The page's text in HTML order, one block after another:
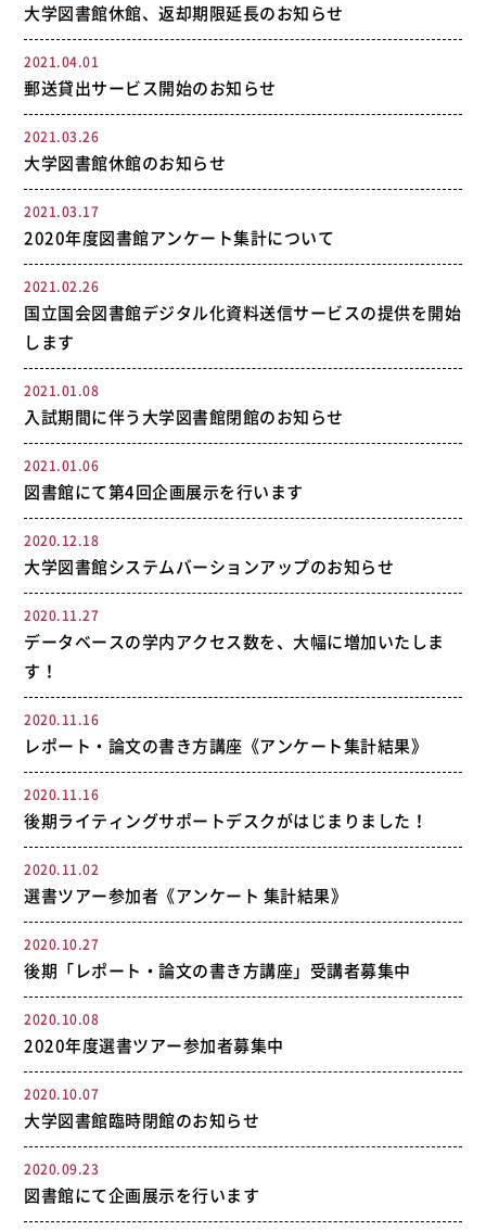
大学図書館休館、返却期限延長のお知らせ
2021.04.01
郵送貸出サービス開始のお知らせ
2021.03.26
大学図書館休館のお知らせ
2021.03.17
2020年度図書館アンケート集計について
2021.02.26
国立国会図書館デジタル化資料送信サービスの提供を開始
します
2021.01.08
入試期間に伴う大学図書館閉館のお知らせ
2021.01.06
図書館にて第4回企画展示を行います
2020.12.18
大学図書館システムバーションアップのお知らせ
2020.11.27
データベースの学内アクセス数を、大幅に増加いたしま
す！
2020.11.16
レポート・論文の書き方講座《アンケート集計結果》
2020.11.16
後期ライティングサポートデスクがはじまりました！
2020.11.02
選書ツアー参加者《アンケート 集計結果》
2020.10.27
後期「レポート・論文の書き方講座」受講者募集中
2020.10.08
2020年度選書ツアー参加者募集中
2020.10.07
大学図書館臨時閉館のお知らせ
2020.09.23
図書館にて企画展示を行います